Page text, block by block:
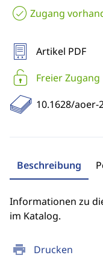
print Drucken
Zugang
Artikel PDF
Freier Zugang
10.1628/aoer-
Beschreibung
Informationen zu
im Katalog.